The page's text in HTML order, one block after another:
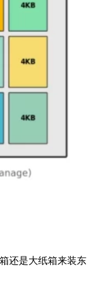
还是大纸箱来装东